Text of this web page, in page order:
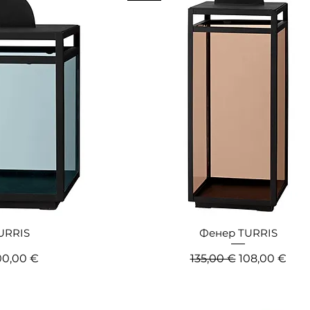
цена
€
Фенер TURRIS
Редовна цена
135,00 € Продажна
108,00 €